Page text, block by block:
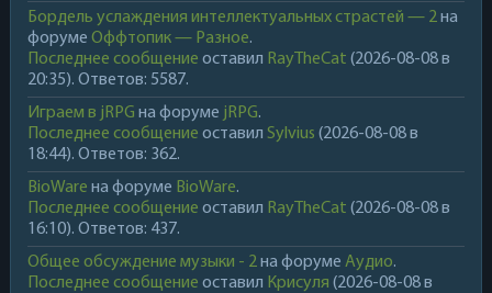
Бордель услаждения интеллектуальных страстей — 2на
форуме Оффтопик — Разное.
Последнее сообщение оставил RayTheCat (2026-08-08 в
20:35). Ответов: 5587.
Играем в jRPG на форуме jRPG.
Последнее сообщение оставил Sylvius (2026-08-08 в
18:44). Ответов: 362.
BioWare на форуме BioWare.
Последнее сообщение оставил RayTheCat (2026-08-08 в
16:10). Ответов: 437.
Общее обсуждение музыки - 2на форуме Аудио.
Последнее сообщение оставил Крисуля (2026-08-08 в